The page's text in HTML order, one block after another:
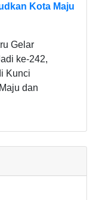
Kota Maju
Gelar
ke-242,
Kunci
dan